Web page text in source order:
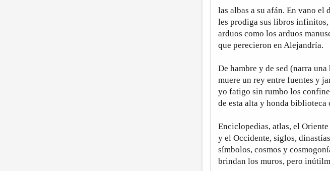
las albas a su afán. En vano el
les prodiga sus libros infinitos,
arduos como los arduos
que perecieron en Alejandría.
De hambre y de sed (narra
muere un rey entre fuentes y
yo fatigo sin rumbo los
de esta alta y honda biblioteca
Enciclopedias, atlas, el Oriente
y el Occidente, siglos,
símbolos, cosmos y
brindan los muros, pero